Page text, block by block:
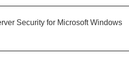
Security for Microsoft Windows